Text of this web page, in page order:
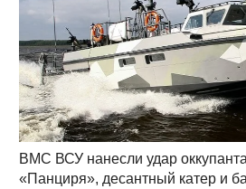
ВМС ВСУ нанесли удар
«Панциря», десантный катер и